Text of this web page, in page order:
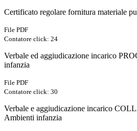
Certificato regolare fornitura materiale
File PDF
Contatore click: 24
Verbale ed aggiudicazione incarico
infanzia
File PDF
Contatore click: 30
Verbale e aggiudicazione incarico
Ambienti infanzia